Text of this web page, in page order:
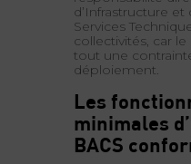
d’Infrastructure
Services
collectivités, car
tout une
déploiement.
Les
minimales
BACS